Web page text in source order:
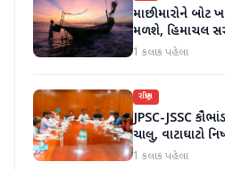
માછીમારોને બોટ
મળશે, હિમાચલ
પર 90%
1 કલાક પહેલા
રાષ્ટ્રીય
JPSC-JSSC
ચાલુ, વાટાઘાટો
1 કલાક પહેલા